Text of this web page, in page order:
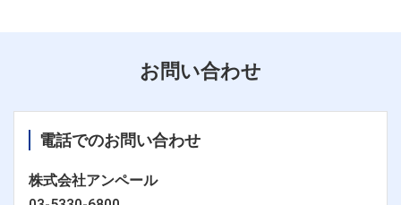
お問い合わせ
電話でのお問い合わせ
株式会社アンペール